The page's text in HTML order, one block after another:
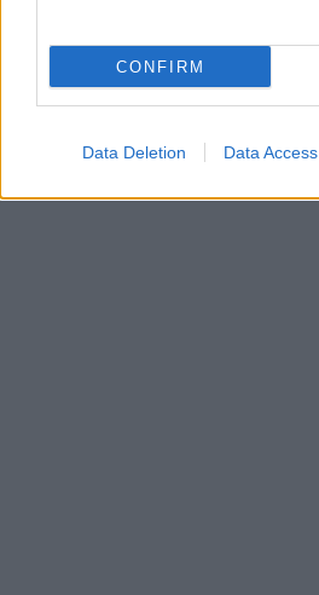
CONFIRM
Data Deletion Data Access